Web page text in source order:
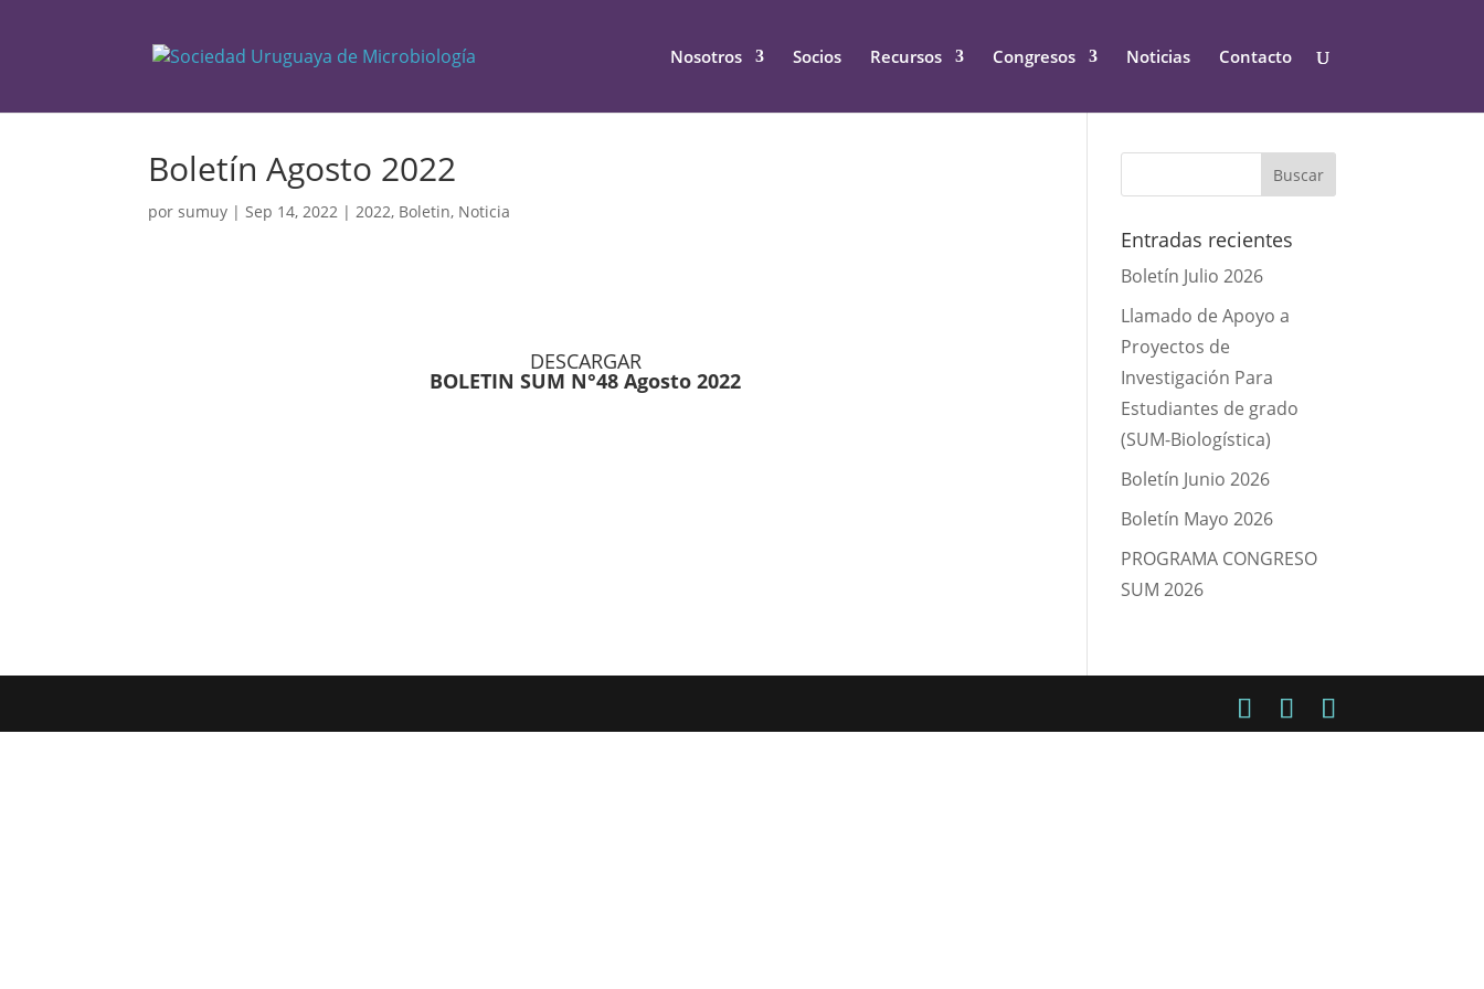
Nosotros Socios Recursos Congresos Noticias Contacto
Boletín Agosto 2022
porsumuy |Sep 14, 2022 |2022, Boletin, Noticia
DESCARGAR
BOLETIN SUM N°48 Agosto 2022
Entradas recientes
Boletín Julio 2026
Llamado de Apoyo a
Proyectos de
Investigación Para
Estudiantes de grado
(SUM-Biologística)
Boletín Junio 2026
Boletín Mayo 2026
PROGRAMA CONGRESO
SUM 2026